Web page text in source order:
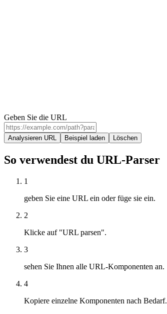
Geben Sie die URL
Analysieren URL Beispiel laden Löschen
So verwendest du URL-Parser
1
geben Sie eine URL ein oder füge sie ein.
2
Klicke auf "URL parsen".
3
sehen Sie Ihnen alle URL-Komponenten an.
4
Kopiere einzelne Komponenten nach Bedarf.